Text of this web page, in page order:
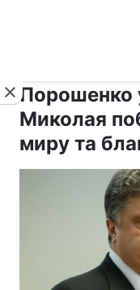
Порошенко
Миколая
миру та